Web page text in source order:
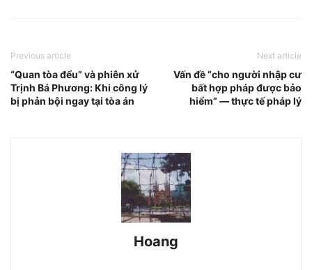
Previous article
“Quan tòa đểu” và phiên xử
Trịnh Bá Phương: Khi công lý
bị phản bội ngay tại tòa án
Next article
Vấn đề “cho người nhập cư
bất hợp pháp được bảo
hiểm” — thực tế pháp lý
Hoang